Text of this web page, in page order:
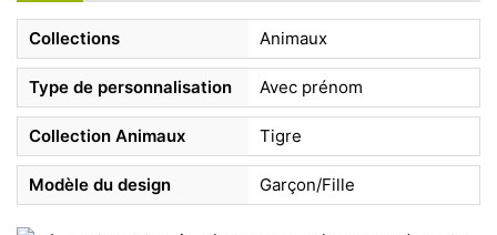
Collections Animaux
Type de personnalisation Avec prénom
Collection Animaux Tigre
Modèle du design Garçon/Fille